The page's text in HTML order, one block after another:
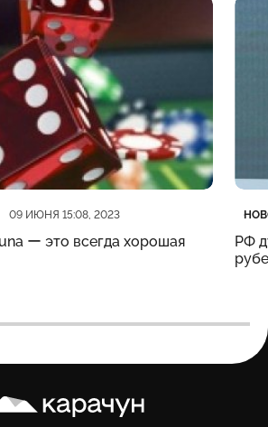
09 ИЮНЯ 15:08, 2023
ー это всегда хорошая
РФ